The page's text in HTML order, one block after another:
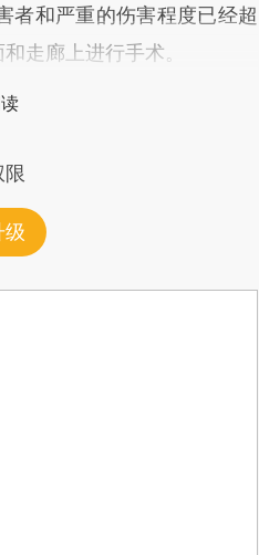
者和严重的伤害程度已经超
走廊上进行手术。
级